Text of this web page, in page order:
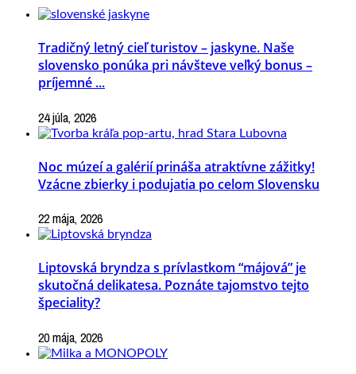
Tradičný letný cieľ turistov – jaskyne. Naše
slovensko ponúka pri návšteve veľký bonus –
príjemné ...
24 júla, 2026
Noc múzeí a galérií prináša atraktívne zážitky!
Vzácne zbierky i podujatia po celom Slovensku
22 mája, 2026
Liptovská bryndza s prívlastkom “májová” je
skutočná delikatesa. Poznáte tajomstvo tejto
špeciality?
20 mája, 2026